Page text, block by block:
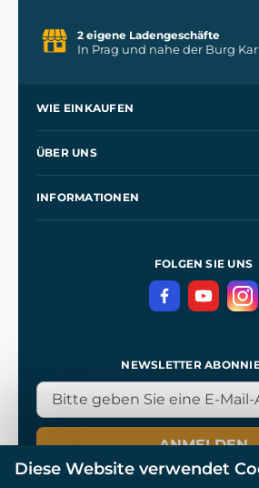
2 eigene Ladengeschäfte
In Prag und nahe der Burg
WIE EINKAUFEN
Kontakt
ÜBER UNS
INFORMATIONEN
DatenschutzerklärungFOLGEN SIE UNS
NEWSLETTER
ANMELDEN
Diese Website verwendet